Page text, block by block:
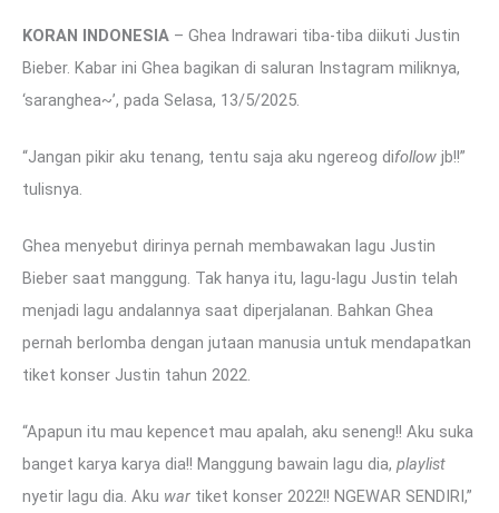
KORAN INDONESIA – Ghea Indrawari tiba-tiba diikuti Justin
Bieber. Kabar ini Ghea bagikan di saluran Instagram miliknya,
‘saranghea~’, pada Selasa, 13/5/2025.
“Jangan pikir aku tenang, tentu saja aku ngereog difollow jb!!”
tulisnya.
Ghea menyebut dirinya pernah membawakan lagu Justin
Bieber saat manggung. Tak hanya itu, lagu-lagu Justin telah
menjadi lagu andalannya saat diperjalanan. Bahkan Ghea
pernah berlomba dengan jutaan manusia untuk mendapatkan
tiket konser Justin tahun 2022.
“Apapun itu mau kepencet mau apalah, aku seneng!! Aku suka
banget karya karya dia!! Manggung bawain lagu dia, playlist
nyetir lagu dia. Aku war tiket konser 2022!! NGEWAR SENDIRI,”